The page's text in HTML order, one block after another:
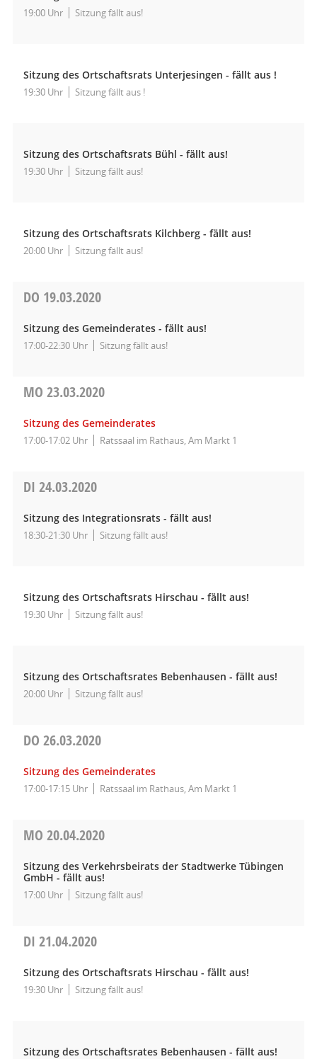
19:00 Uhr Sitzung fällt aus!
Sitzung des Ortschaftsrats Unterjesingen - fällt aus !
19:30 Uhr Sitzung fällt aus !
Sitzung des Ortschaftsrats Bühl - fällt aus!
19:30 Uhr Sitzung fällt aus!
Sitzung des Ortschaftsrats Kilchberg - fällt aus!
20:00 Uhr Sitzung fällt aus!
DO 19.03.2020
Sitzung des Gemeinderates - fällt aus!
17:00-22:30 Uhr Sitzung fällt aus!
MO 23.03.2020
Sitzung des Gemeinderates
17:00-17:02 Uhr Ratssaal im Rathaus, Am Markt 1
DI 24.03.2020
Sitzung des Integrationsrats - fällt aus!
18:30-21:30 Uhr Sitzung fällt aus!
Sitzung des Ortschaftsrats Hirschau - fällt aus!
19:30 Uhr Sitzung fällt aus!
Sitzung des Ortschaftsrates Bebenhausen - fällt aus!
20:00 Uhr Sitzung fällt aus!
DO 26.03.2020
Sitzung des Gemeinderates
17:00-17:15 Uhr Ratssaal im Rathaus, Am Markt 1
MO 20.04.2020
Sitzung des Verkehrsbeirats der Stadtwerke Tübingen
GmbH - fällt aus!
17:00 Uhr Sitzung fällt aus!
DI 21.04.2020
Sitzung des Ortschaftsrats Hirschau - fällt aus!
19:30 Uhr Sitzung fällt aus!
Sitzung des Ortschaftsrates Bebenhausen - fällt aus!